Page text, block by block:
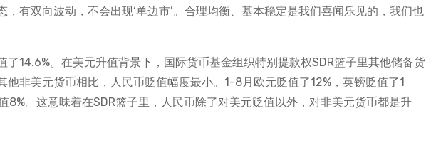
有双向波动，不会出现‘单边市’。合理均衡、基本稳定是我们喜闻乐见的，我们也
了14.6%。在美元升值背景下，国际货币基金组织特别提款权SDR篮子里其他储备货
他非美元货币相比，人民币贬值幅度最小。1-8月欧元贬值了12%，英镑贬值了1
8%。这意味着在SDR篮子里，人民币除了对美元贬值以外，对非美元货币都是升